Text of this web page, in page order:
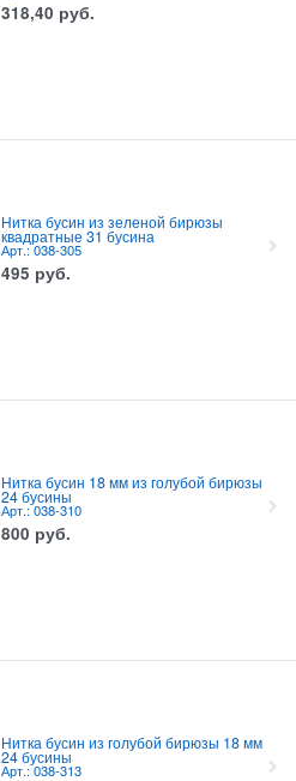
318,40 руб.
Нитка бусин из зеленой бирюзы
квадратные 31 бусина
Арт.: 038-305
495 руб.
Нитка бусин 18 мм из голубой бирюзы
24 бусины
Арт.: 038-310
800 руб.
Нитка бусин из голубой бирюзы 18 мм
24 бусины
Арт.: 038-313